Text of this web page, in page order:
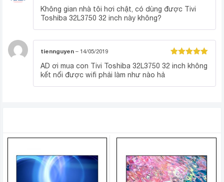
từng khoảnh khắc nhờ vào công nghệ tái tạo hình ảnh
của CEVO Engine. Công nghệ này sẽ phân tích và tinh
chỉnh giúp tái tạo hình ảnh chi tiết hơn và sâu hơn,
khiến cho mọi thứ từ màn ảnh tivi sẽ sống động và chân
thật.
Được xếp
hạng 55
Không gian nhà tôi hơi chật, có dùng được Tivi
Toshiba 32L3750 32 inch này không?
Được xếp
hạng55
tiennguyen – 14/05/2019
AD ơi mua con Tivi Toshiba 32L3750 32 inch không
kết nối được wifi phải làm như nào hả